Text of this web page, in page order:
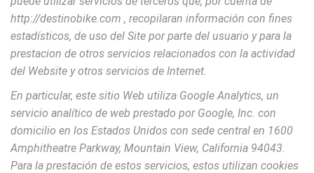
http://destinobike.com , recopilaran información con fines
estadísticos, de uso del Site por parte del usuario y para la
prestacion de otros servicios relacionados con la actividad
del Website y otros servicios de Internet.
En particular, este sitio Web utiliza Google Analytics, un
servicio analítico de web prestado por Google, Inc. con
domicilio en los Estados Unidos con sede central en 1600
Amphitheatre Parkway, Mountain View, California 94043.
Para la prestación de estos servicios, estos utilizan cookies